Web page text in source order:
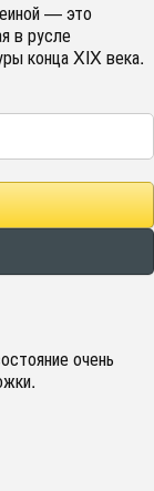
— это
в русле
конца XIX века.
очень